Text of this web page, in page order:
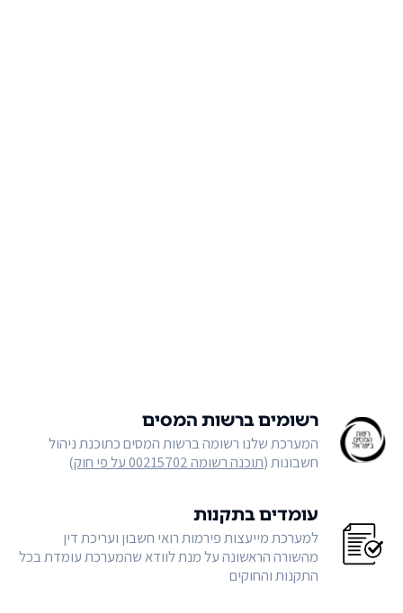
רשומים ברשות המסים
המערכת שלנו רשומה ברשות המסים כתוכנת ניהול
חשבונות (תוכנה רשומה 00215702 על פי חוק )
עומדים בתקנות
למערכת מייעצות פירמות רואי חשבון ועריכת דין
מהשורה הראשונה על מנת לוודא שהמערכת עומדת בכל
התקנות והחוקים